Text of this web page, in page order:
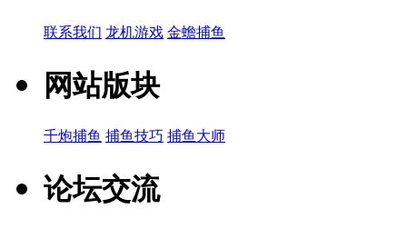
联系我们 龙机游戏 金蟾捕鱼
网站版块
千炮捕鱼 捕鱼技巧 捕鱼大师
论坛交流